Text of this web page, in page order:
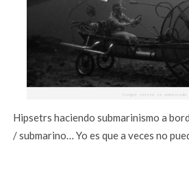
Hipsetrs haciendo submarinismo a
/ submarino… Yo es que a veces no